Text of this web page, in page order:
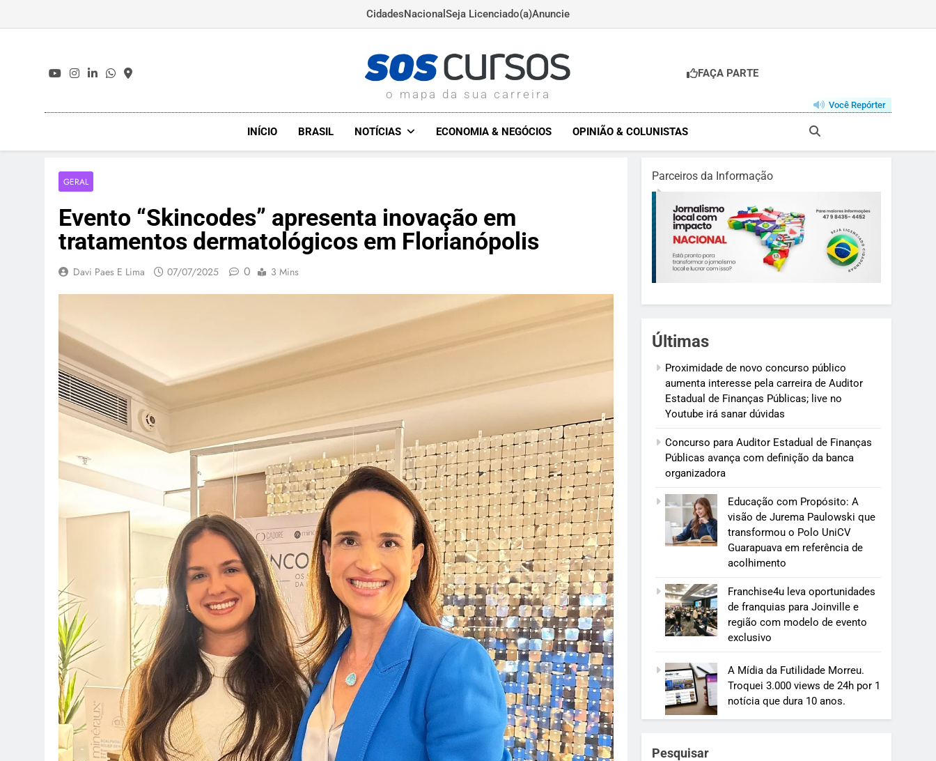
CidadesNacional Seja Licenciado(a)Anuncie
SOSCURSOS.COM.BR
o mapa da sua carreira
FAÇA PARTE
Você Repórter
INÍCIO BRASIL NOTÍCIAS ECONOMIA & NEGÓCIOS OPINIÃO & COLUNISTAS
GERAL
Evento “Skincodes” apresenta inovação em
tratamentos dermatológicos em Florianópolis
Davi Paes E Lima 07/07/2025 0 3 Mins
Parceiros da Informação
Últimas
Proximidade de novo concurso público
aumenta interesse pela carreira de Auditor
Estadual de Finanças Públicas; live no
Youtube irá sanar dúvidas
Concurso para Auditor Estadual de Finanças
Públicas avança com definição da banca
organizadora
Educação com Propósito: A
visão de Jurema Paulowski que
transformou o Polo UniCV
Guarapuava em referência de
acolhimento
Franchise4u leva oportunidades
de franquias para Joinville e
região com modelo de evento
exclusivo
A Mídia da Futilidade Morreu.
Troquei 3.000 views de 24h por 1
notícia que dura 10 anos.
Pesquisar